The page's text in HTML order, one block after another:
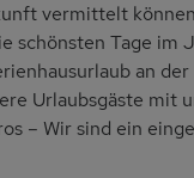
vermittelt
schönsten Tage
an
Urlaubsgäste mit
– Wir sind ein